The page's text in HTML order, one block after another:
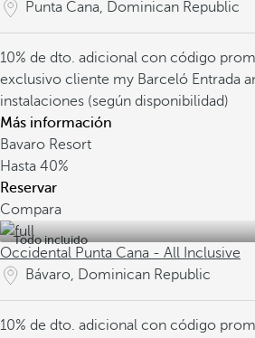
Punta Cana, Dominican Republic
10% de dto. adicional con código
exclusivo cliente my Barceló Entrada
instalaciones (según disponibilidad)
Más información
Bavaro Resort
Hasta 40%
Reservar
Compara
Todo incluido
Occidental Punta Cana - All Inclusive
Bávaro, Dominican Republic
10% de dto. adicional con código